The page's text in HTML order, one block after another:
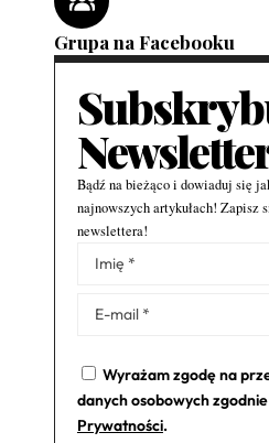
Grupa na Facebooku
Bądź na bieżąco i dowiaduj się
najnowszych artykułach! Zapisz
newslettera!
Wyrażam zgodę na
danych osobowych
Prywatności.
Alternative: